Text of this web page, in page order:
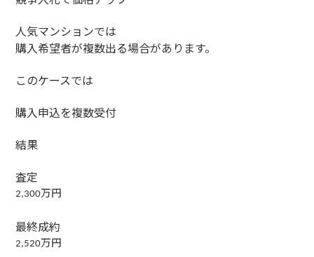
人気マンションでは
購入希望者が複数出る場合があります。
このケースでは
購入申込を複数受付
結果
査定
2,300万円
最終成約
2,520万円